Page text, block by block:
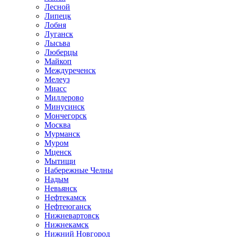
Лесной
Липецк
Лобня
Луганск
Лысьва
Люберцы
Майкоп
Междуреченск
Мелеуз
Миасс
Миллерово
Минусинск
Мончегорск
Москва
Мурманск
Муром
Мценск
Мытищи
Набережные Челны
Надым
Невьянск
Нефтекамск
Нефтеюганск
Нижневартовск
Нижнекамск
Нижний Новгород